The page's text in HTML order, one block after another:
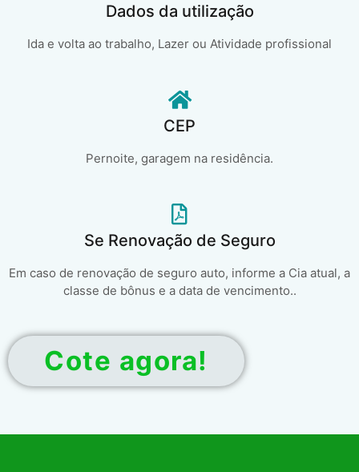
Dados da utilização
Ida e volta ao trabalho, Lazer ou Atividade profissional
CEP
Pernoite, garagem na residência.
Se Renovação de Seguro
Em caso de renovação de seguro auto, informe a Cia atual, a
classe de bônus e a data de vencimento..
Cote agora!